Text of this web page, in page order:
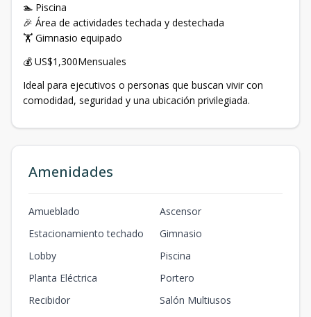
🏊 Piscina
🎉 Área de actividades techada y destechada
🏋️ Gimnasio equipado
💰 US$1,300Mensuales
Ideal para ejecutivos o personas que buscan vivir con
comodidad, seguridad y una ubicación privilegiada.
Amenidades
Amueblado
Ascensor
Estacionamiento techado
Gimnasio
Lobby
Piscina
Planta Eléctrica
Portero
Recibidor
Salón Multiusos